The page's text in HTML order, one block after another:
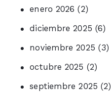
enero 2026 (2)
diciembre 2025 (6)
noviembre 2025 (3)
octubre 2025 (2)
septiembre 2025 (2)